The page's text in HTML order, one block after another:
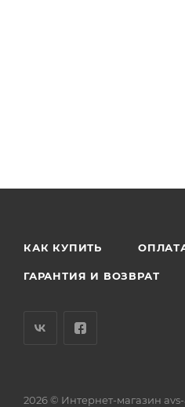
КАК КУПИТЬ
ГАРАНТИЯ И ВОЗВРАТ
2026 © Интернет-магазин